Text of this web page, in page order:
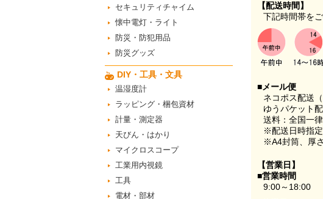
セキュリティチャイム
懐中電灯・ライト
防災・防犯用品
防災グッズ
DIY・工具・文具
温湿度計
ラッピング・梱包資材
計量・測定器
天びん・はかり
マイクロスコープ
工業用内視鏡
工具
電材・部材
【配送時間】
下記時間帯を
■メール便
ネコポス配送
ゆうパケット
送料：全国一
※配送日時指
※A4封筒、厚
【営業日】
■営業時間
9:00～18:00